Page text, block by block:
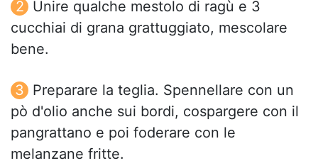
Unire qualche mestolo di ragù e 3
cucchiai di grana grattuggiato, mescolare
bene.
Preparare la teglia. Spennellare con un
pò d'olio anche sui bordi, cospargere con il
pangrattano e poi foderare con le
melanzane fritte.